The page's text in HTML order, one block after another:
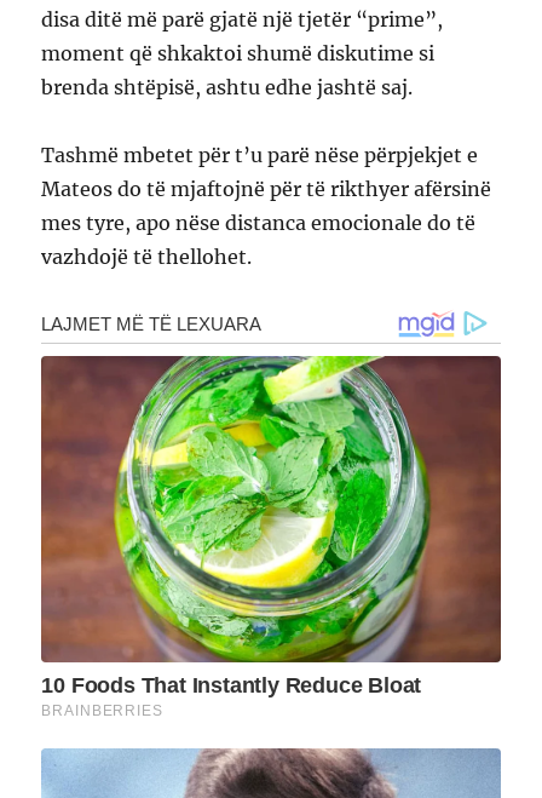
disa ditë më parë gjatë një tjetër “prime”,
moment që shkaktoi shumë diskutime si
brenda shtëpisë, ashtu edhe jashtë saj.
Tashmë mbetet për t’u parë nëse përpjekjet e
Mateos do të mjaftojnë për të rikthyer afërsinë
mes tyre, apo nëse distanca emocionale do të
vazhdojë të thellohet.